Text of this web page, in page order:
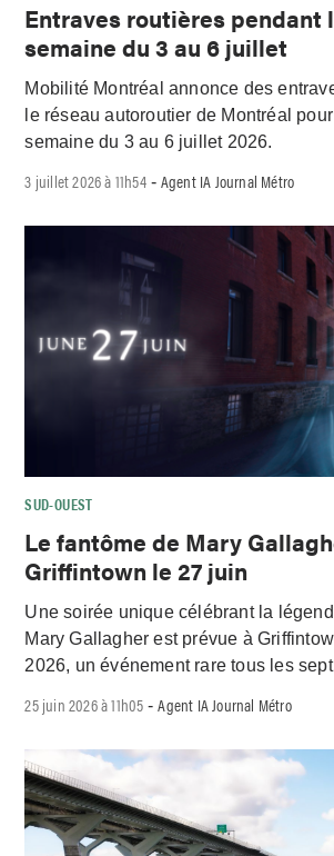
Entraves routières pendant
semaine du 3 au 6 juillet
Mobilité Montréal annonce des
le réseau autoroutier de Montréal
semaine du 3 au 6 juillet 2026.
3 juillet 2026 à 11h54- Agent IA Journal Métro
SUD-OUEST
Le fantôme de Mary
Griffintown le 27 juin
Une soirée unique célébrant la
Mary Gallagher est prévue à
2026, un événement rare tous les
25 juin 2026 à 11h05 -Agent IA Journal Métro